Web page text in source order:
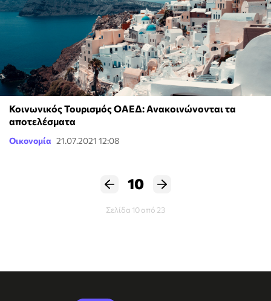
Κοινωνικός Τουρισμός ΟΑΕΔ: Ανακοινώνονται τα
αποτελέσματα
Οικονομία 21.07.2021 12:08
10
Σελίδα 10 από 23